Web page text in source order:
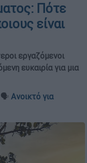
Πότε
είναι
εργαζόμενοι
ευκαιρία για μια
🗣️ Ανοικτό για